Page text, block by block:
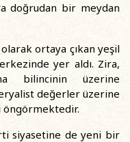
doğrudan bir meydan
ortaya çıkan yeşil
yer aldı. Zira,
bilincinin üzerine
değerler üzerine
öngörmektedir.
siyasetine de yeni bir